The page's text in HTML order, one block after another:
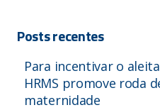
Posts recentes
Para incentivar o
HRMS promove roda
maternidade